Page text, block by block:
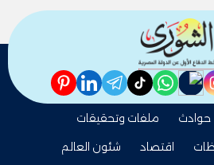
nabd
whatsapp
tiktok
telegram
linkedin
pinterest
حوادث
ملفات وتحقيقات
اقتصاد شئون العالم